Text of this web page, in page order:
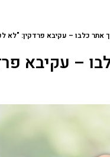
אתר כלבו – עקיבא פרדקין: "לא
– עקיבא